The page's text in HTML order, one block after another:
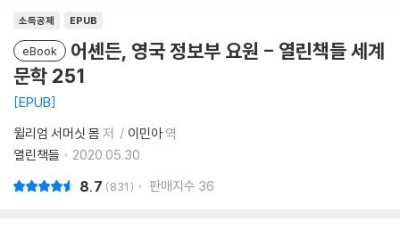
소득공제 EPUB
eBook
어셴든, 영국 정보부 요원 - 열린책들 세계
문학 251
EPUB
윌리엄 서머싯 몸 저 이민아역
열린책들
2020.05.30.
8.7 831 판매지수 36